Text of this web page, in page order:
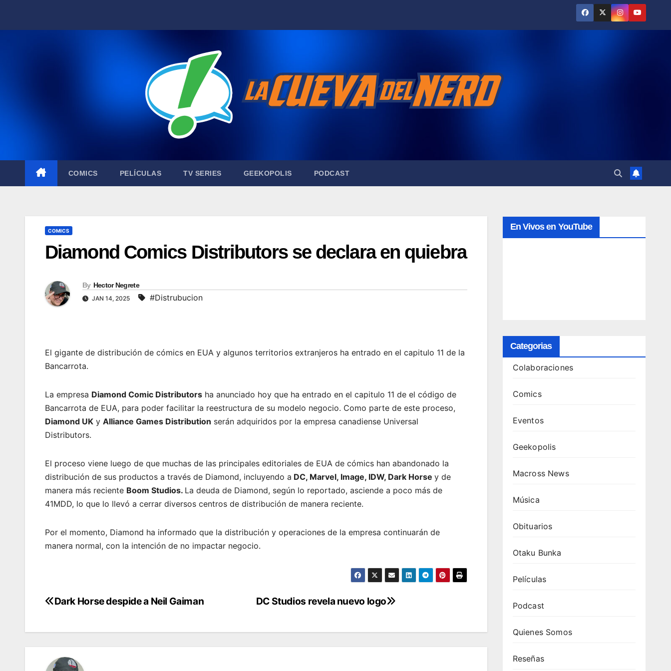
COMICS PELÍCULAS TV SERIES GEEKOPOLIS PODCAST
COMICS
Diamond Comics Distributors se declara en quiebra
By Hector Negrete
JAN 14, 2025 #Distrubucion
El gigante de distribución de cómics en EUA y algunos territorios extranjeros ha entrado en el capitulo 11 de la
Bancarrota.
La empresa Diamond Comic Distributors ha anunciado hoy que ha entrado en el capitulo 11 de el código de
Bancarrota de EUA, para poder facilitar la reestructura de su modelo negocio. Como parte de este proceso,
Diamond UK y Alliance Games Distribution serán adquiridos por la empresa canadiense Universal
Distributors.
El proceso viene luego de que muchas de las principales editoriales de EUA de cómics han abandonado la
distribución de sus productos a través de Diamond, incluyendo a DC, Marvel, Image, IDW, Dark Horse y de
manera más reciente Boom Studios. La deuda de Diamond, según lo reportado, asciende a poco más de
41MDD, lo que lo llevó a cerrar diversos centros de distribución de manera reciente.
Por el momento, Diamond ha informado que la distribución y operaciones de la empresa continuarán de
manera normal, con la intención de no impactar negocio.
Post
DC Studios revela nuevo logo
Dark Horse despide a Neil Gaiman
En Vivos en YouTube
Categorias
Colaboraciones
Comics
Eventos
Geekopolis
Macross News
Música
Obituarios
Otaku Bunka
Películas
Podcast
Quienes Somos
Reseñas